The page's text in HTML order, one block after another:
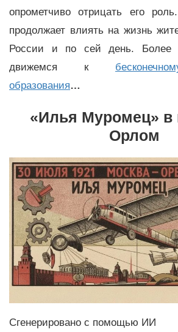
опрометчиво отрицать его
продолжает влиять на жизнь
России и по сей день. Более
движемся к
образования…
«Илья Муромец» в
Орлом
Сгенерировано с помощью ИИ